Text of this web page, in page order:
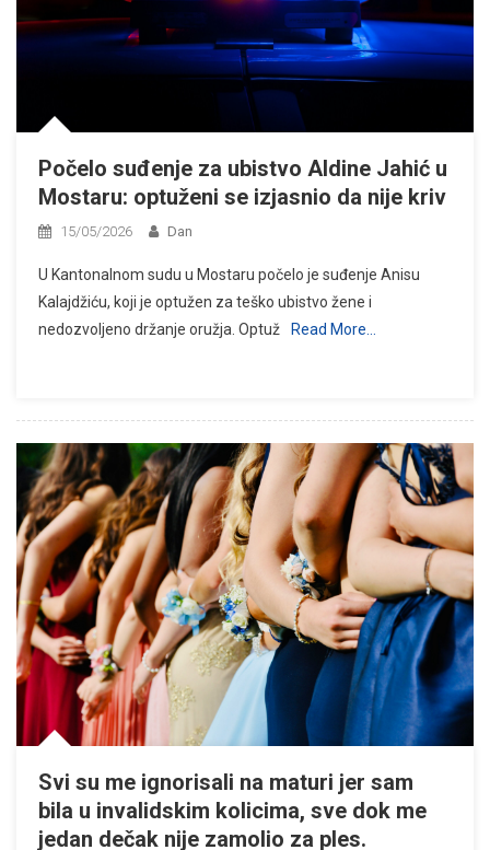
Počelo suđenje za ubistvo Aldine Jahić u
Mostaru: optuženi se izjasnio da nije kriv
15/05/2026 Dan
U Kantonalnom sudu u Mostaru počelo je suđenje Anisu
Kalajdžiću, koji je optužen za teško ubistvo žene i
nedozvoljeno držanje oružja. Optuž
Read More…
Svi su me ignorisali na maturi jer sam
bila u invalidskim kolicima, sve dok me
jedan dečak nije zamolio za ples.